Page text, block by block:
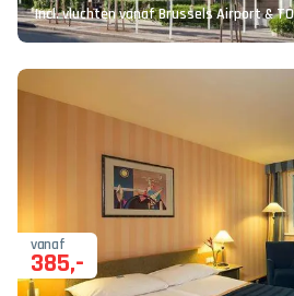
Incl. vluchten vanaf Brussels Airport &
vanaf
385,-